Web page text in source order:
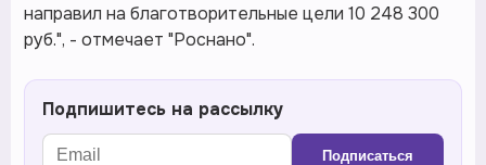
направил на благотворительные цели 10 248 300
руб.", - отмечает "Роснано".
Подпишитесь на рассылку
Подписаться